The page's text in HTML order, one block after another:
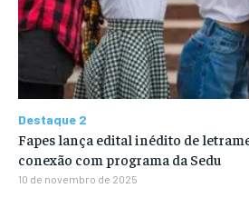
Destaque 2
Fapes lança edital inédito de
conexão com programa da Sedu
10 de novembro de 2025